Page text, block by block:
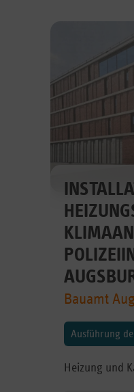
Bauamt
Ausführung
Heizung und